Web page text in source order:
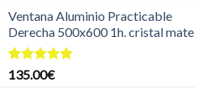
de 5
Ventana Aluminio Practicable
Derecha 500x600 1h. cristal mate
Valorado
135.00€